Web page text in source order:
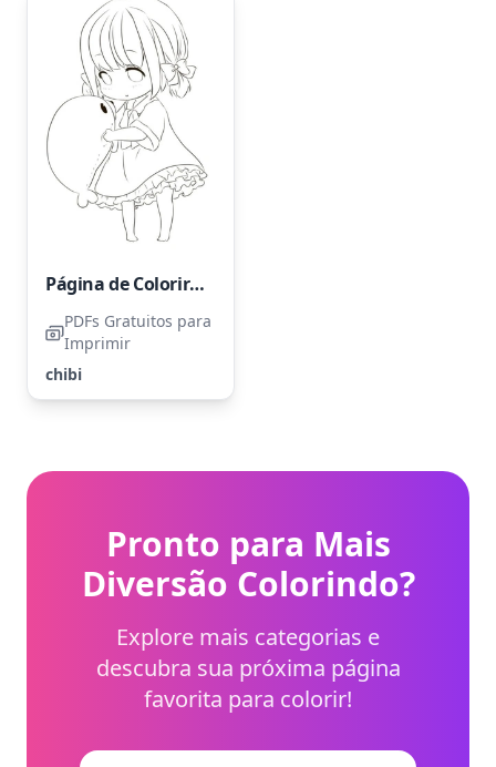
Página de Colorir Grátis de Garota Chibi
PDFs Gratuitos para
Imprimir
chibi
Pronto para Mais
Diversão Colorindo?
Explore mais categorias e
descubra sua próxima página
favorita para colorir!